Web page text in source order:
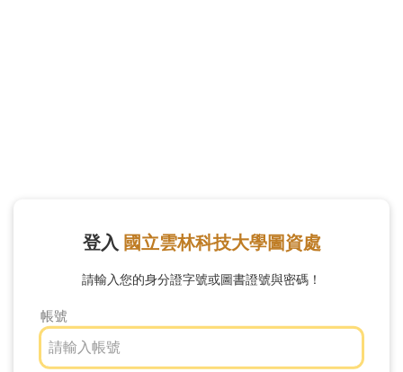
登入 國立雲林科技大學圖資處
請輸入您的身分證字號或圖書證號與密碼！
帳號